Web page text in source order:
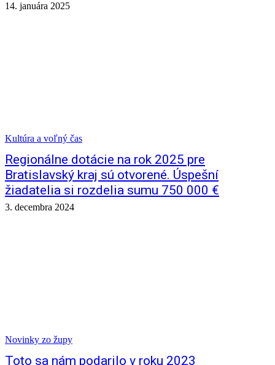
14. januára 2025
Kultúra a voľný čas
Regionálne dotácie na rok 2025 pre
Bratislavský kraj sú otvorené. Úspešní
žiadatelia si rozdelia sumu 750 000 €
3. decembra 2024
Novinky zo župy
Toto sa nám podarilo v roku 2023